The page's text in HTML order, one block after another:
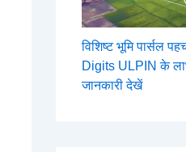
विशिष्ट भूमि पार्सल
Digits ULPIN के
जानकारी देखें